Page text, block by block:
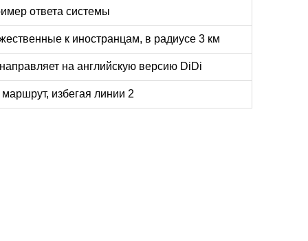
ответа системы
к иностранцам, в радиусе 3 км
на английскую версию DiDi
избегая линии 2